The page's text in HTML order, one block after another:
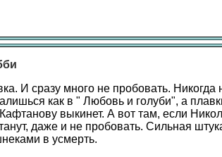
И сразу много не пробовать. Никогда
как в " Любовь и голуби", а
выкинет. А вот там, если
даже и не пробовать. Сильная
в усмерть.